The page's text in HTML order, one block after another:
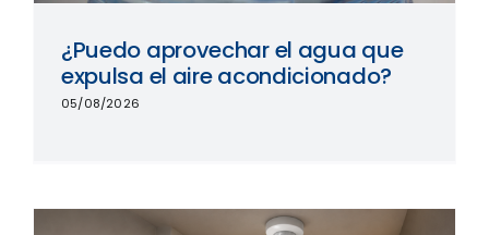
¿Puedo aprovechar el agua que
expulsa el aire acondicionado?
05/08/2026